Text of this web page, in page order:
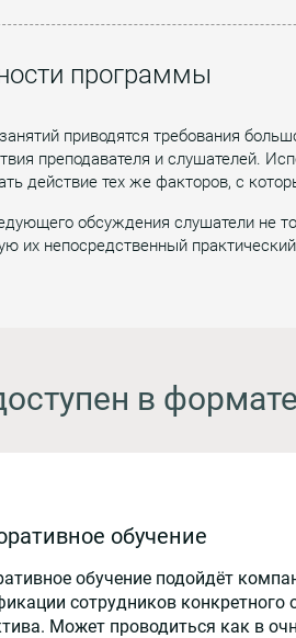
программы
приводятся требования
преподавателя и слушателей.
действие тех же факторов, с
обсуждения слушатели не
их непосредственный
в
обучение
обучение подойдёт
сотрудников конкретного
Может проводиться как в